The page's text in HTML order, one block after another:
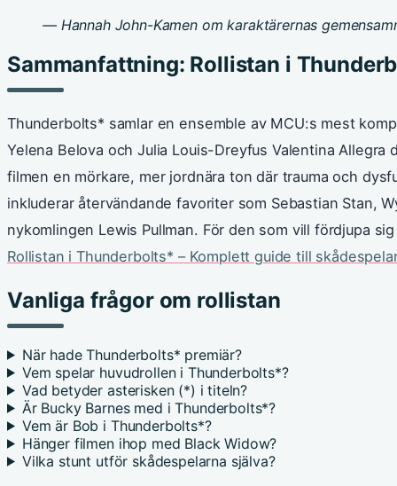
— Hannah John-Kamen om karaktärernas
Sammanfattning: Rollistan i
Thunderbolts* samlar en ensemble av MCU:s mest
Yelena Belova och Julia Louis-Dreyfus Valentina
filmen en mörkare, mer jordnära ton där trauma och
inkluderar återvändande favoriter som Sebastian Stan,
nykomlingen Lewis Pullman. För den som vill fördjupa
Rollistan i Thunderbolts* – Komplett guide till
Vanliga frågor om rollistan
När hade Thunderbolts* premiär?
Vem spelar huvudrollen i Thunderbolts*?
Vad betyder asterisken (*) i titeln?
Är Bucky Barnes med i Thunderbolts*?
Vem är Bob i Thunderbolts*?
Hänger filmen ihop med Black Widow?
Vilka stunt utför skådespelarna själva?